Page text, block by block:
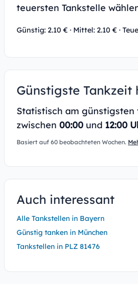
teuersten Tankstelle
Günstig: 2.10 € · Mittel: 2.10 € ·
Günstigste Tankzeit
Statistisch am günstigsten
zwischen 00:00 und 12:00
Basiert auf 60 beobachteten Wochen.
Auch interessant
Alle Tankstellen in Bayern
Günstig tanken in München
Tankstellen in PLZ 81476